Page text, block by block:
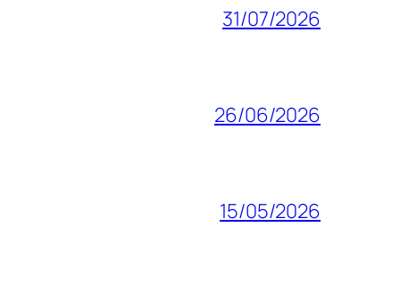
31/07/2026
26/06/2026
15/05/2026